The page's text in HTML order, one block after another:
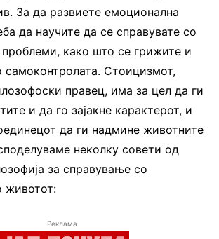
За да развиете емоционална
да научите да се справувате со
проблеми, како што се грижите и
самоконтролата. Стоицизмот,
правец, има за цел да ги
и да го зајакне карактерот, и
да ги надмине животните
неколку совети од
за справување со
животот:
Реклама